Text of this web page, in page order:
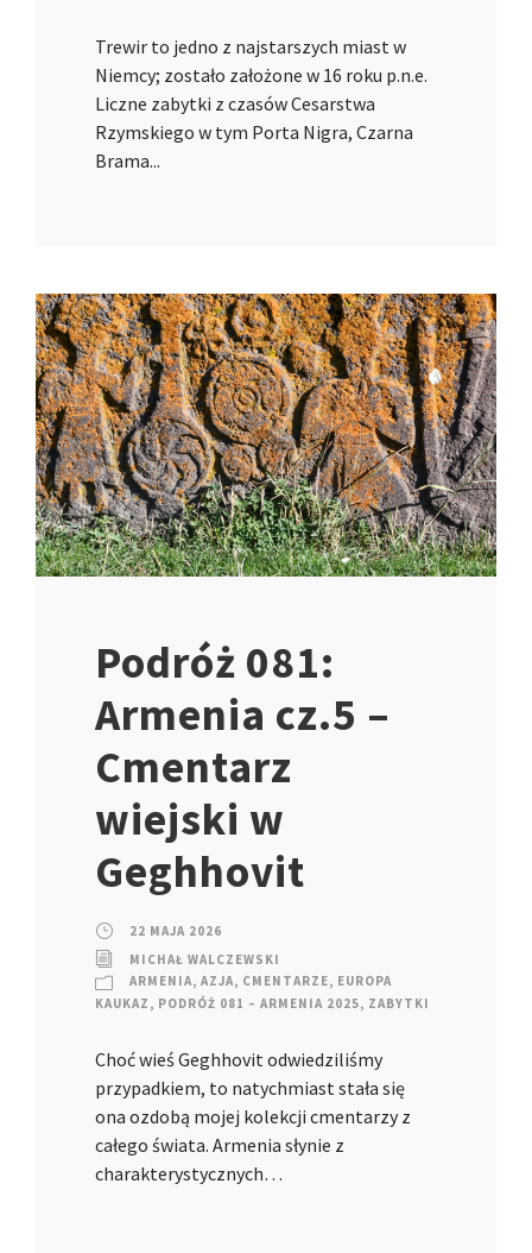
Trewir to jedno z najstarszych miast w
Niemcy; zostało założone w 16 roku p.n.e.
Liczne zabytki z czasów Cesarstwa
Rzymskiego w tym Porta Nigra, Czarna
Brama...
Podróż 081:
Armenia cz.5 –
Cmentarz
wiejski w
Geghhovit
22 MAJA 2026
MICHAŁ WALCZEWSKI
ARMENIA, AZJA, CMENTARZE, EUROPA
KAUKAZ , PODRÓŻ 081 – ARMENIA 2025, ZABYTKI
Choć wieś Geghhovit odwiedziliśmy
przypadkiem, to natychmiast stała się
ona ozdobą mojej kolekcji cmentarzy z
całego świata. Armenia słynie z
charakterystycznych…